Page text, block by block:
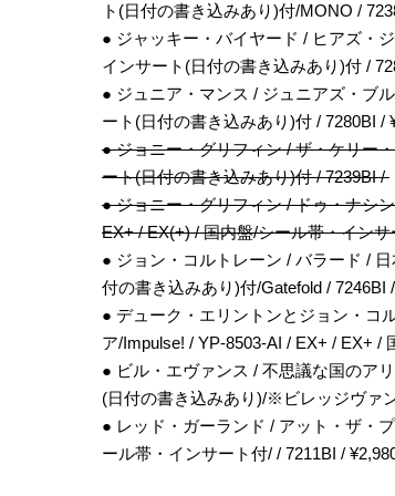
ト(日付の書き込みあり)付/MONO /
● ジャッキー・バイヤード / ヒアズ・
インサート(日付の書き込みあり)付 /
● ジュニア・マンス / ジュニアズ・ブ
ート(日付の書き込みあり)付 / 7280BI /
● ジョニー・グリフィン / ザ・ケリー
ート(日付の書き込みあり)付 / 7239BI /
● ジョニー・グリフィン / ドゥ・ナシ
EX+ / EX(+) / 国内盤/シール帯・イン
● ジョン・コルトレーン / バラード /
付の書き込みあり)付/Gatefold / 7246BI
● デューク・エリントンとジョン・コ
ア/Impulse! / YP-8503-AI / EX+ / EX+ /
● ビル・エヴァンス / 不思議な国のア
(日付の書き込みあり)/※ビレッジヴァ
● レッド・ガーランド / アット・ザ・
ール帯・インサート付/ / 7211BI /